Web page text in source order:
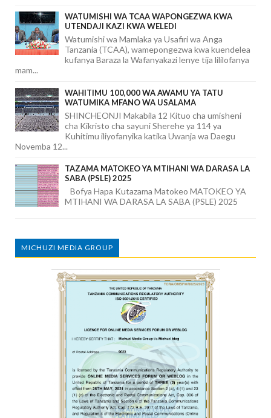
WATUMISHI WA TCAA WAPONGEZWA KWA
UTENDAJI KAZI KWA WELEDI
Watumishi wa Mamlaka ya Usafiri wa Anga
Tanzania (TCAA), wamepongezwa kwa kuendelea
kufanya Baraza la Wafanyakazi lenye tija lililofanya
mam...
WAHITIMU 100,000 WA AWAMU YA TATU
WATUMIKA MFANO WA USALAMA
SHINCHEONJI Makabila 12 Kituo cha umisheni
cha Kikristo cha sayuni Sherehe ya 114 ya
Kuhitimu iliyofanyika katika Uwanja wa Daegu
Novemba 12...
TAZAMA MATOKEO YA MTIHANI WA DARASA LA
SABA (PSLE) 2025
Bofya Hapa Kutazama Matokeo MATOKEO YA
MTIHANI WA DARASA LA SABA (PSLE) 2025
MICHUZI MEDIA GROUP